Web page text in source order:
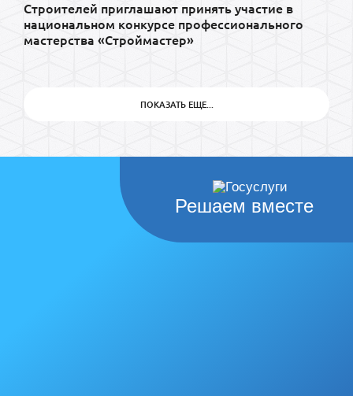
Строителей приглашают принять участие в
национальном конкурсе профессионального
мастерства «Строймастер»
ПОКАЗАТЬ ЕЩЕ...
Решаем вместе